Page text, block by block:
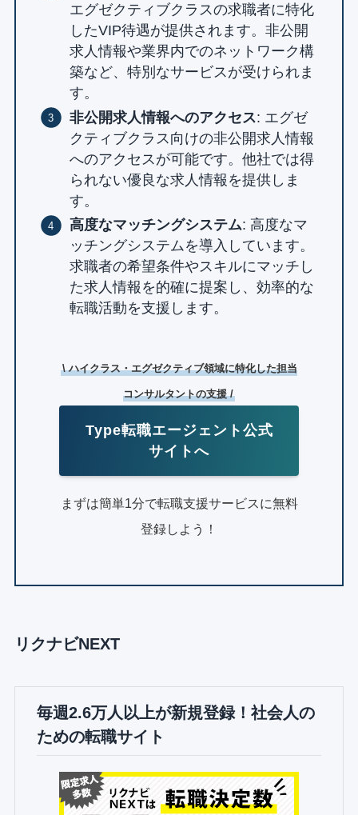
エグゼクティブクラスの求職者に特化
したVIP待遇が提供されます。非公開
求人情報や業界内でのネットワーク構
築など、特別なサービスが受けられま
す。
非公開求人情報へのアクセス: エグゼ
クティブクラス向けの非公開求人情報
へのアクセスが可能です。他社では得
られない優良な求人情報を提供しま
す。
高度なマッチングシステム: 高度なマ
ッチングシステムを導入しています。
求職者の希望条件やスキルにマッチし
た求人情報を的確に提案し、効率的な
転職活動を支援します。
\ ハイクラス・エグゼクティブ領域に特化した担当
コンサルタントの支援 /
Type転職エージェント公式
サイトへ
まずは簡単1分で転職支援サービスに無料
登録しよう！
リクナビNEXT
毎週2.6万人以上が新規登録！社会人の
ための転職サイト